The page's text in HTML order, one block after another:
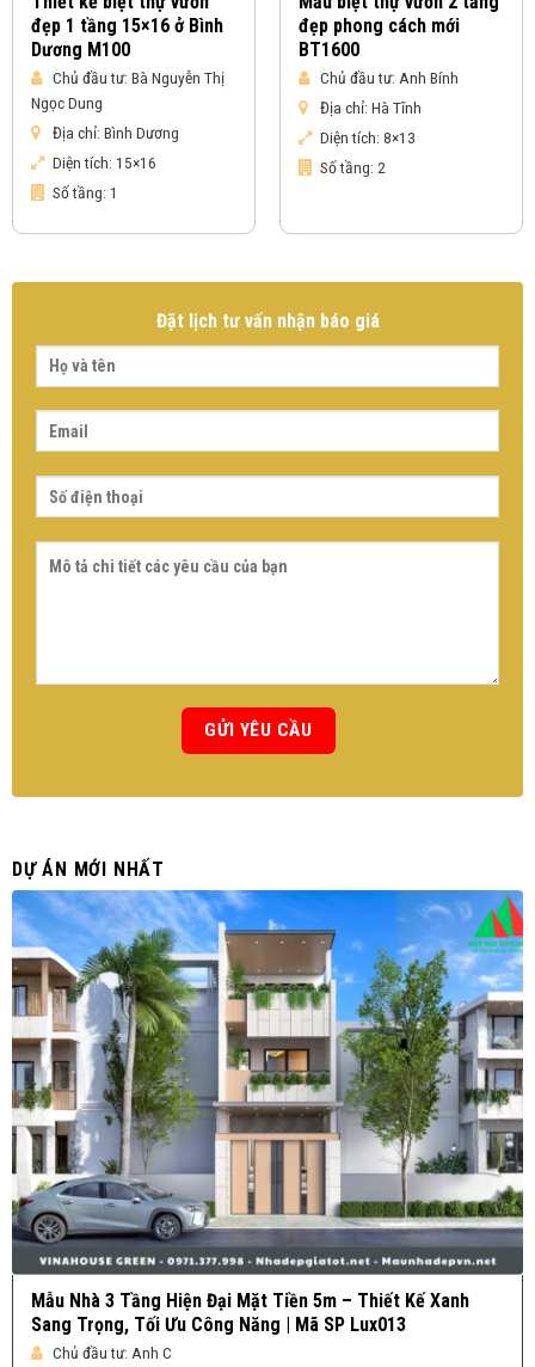
đẹp 1 tầng 15×16 ở Bình
Dương M100
Chủ đầu tư: Bà Nguyễn Thị
Ngọc Dung
Địa chỉ: Bình Dương
Diện tích: 15×16
Số tầng: 1
đẹp phong cách mới
BT1600
Chủ đầu tư: Anh Bính
Địa chỉ: Hà Tĩnh
Diện tích: 8×13
Số tầng: 2
Đặt lịch tư vấn nhận báo giá
DỰ ÁN MỚI NHẤT
Mẫu Nhà 3 Tầng Hiện Đại Mặt Tiền 5m – Thiết Kế Xanh
Sang Trọng, Tối Ưu Công Năng | Mã SP Lux013
Chủ đầu tư: Anh C